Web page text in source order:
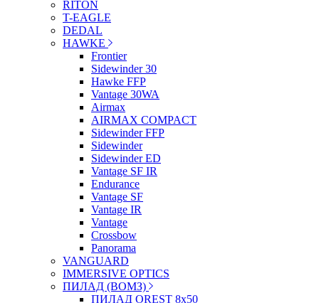
RITON
T-EAGLE
DEDAL
HAWKE
Frontier
Sidewinder 30
Hawke FFP
Vantage 30WA
Airmax
AIRMAX COMPACT
Sidewinder FFP
Sidewinder
Sidewinder ED
Vantage SF IR
Endurance
Vantage SF
Vantage IR
Vantage
Crossbow
Panorama
VANGUARD
IMMERSIVE OPTICS
ПИЛАД (ВОМЗ)
ПИЛАД OREST 8х50